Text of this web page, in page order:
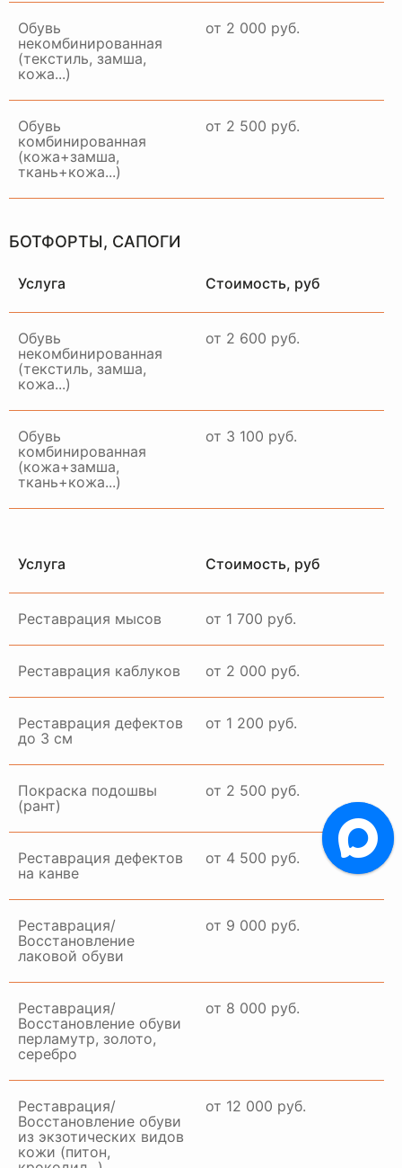
Обувь
некомбинированная
(текстиль, замша,
кожа...)
от 2 000 руб.
Обувь
комбинированная
(кожа+замша,
ткань+кожа...)
от 2 500 руб.
БОТФОРТЫ, САПОГИ
Услуга Стоимость, руб
Обувь
некомбинированная
(текстиль, замша,
кожа...)
от 2 600 руб.
Обувь
комбинированная
(кожа+замша,
ткань+кожа...)
от 3 100 руб.
Услуга Стоимость, руб
Реставрация мысов от 1 700 руб.
Реставрация каблуков от 2 000 руб.
Реставрация дефектов
до 3 см
от 1 200 руб.
Покраска подошвы
(рант)
от 2 500 руб.
Реставрация дефектов
на канве
от 4 500 руб.
Реставрация/
Восстановление
лаковой обуви
от 9 000 руб.
Реставрация/
Восстановление обуви
перламутр, золото,
серебро
от 8 000 руб.
Реставрация/
Восстановление обуви
из экзотических видов
кожи (питон,
от 12 000 руб.
ЗАКАЗАТЬ ДОСТАВКУ
Примем ваше изделие,
привезем в идеальном
состоянии в удобное для вас
время и место